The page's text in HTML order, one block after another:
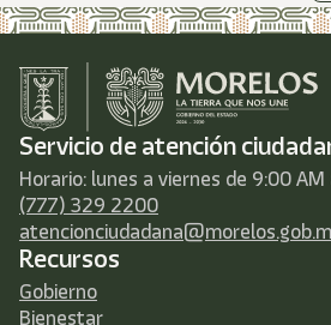
Servicio de atención
Horario: lunes a viernes de 9:00 AM
(777) 329 2200
Recursos
Gobierno
Bienestar